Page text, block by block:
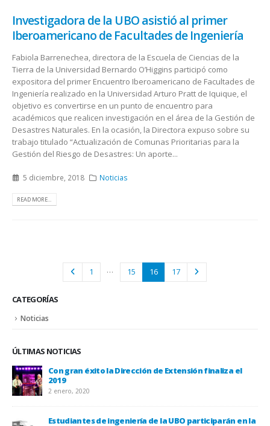
Investigadora de la UBO asistió al primer
Iberoamericano de Facultades de Ingeniería
Fabiola Barrenechea, directora de la Escuela de Ciencias de la
Tierra de la Universidad Bernardo O’Higgins participó como
expositora del primer Encuentro Iberoamericano de Facultades de
Ingeniería realizado en la Universidad Arturo Pratt de Iquique, el
objetivo es convertirse en un punto de encuentro para
académicos que realicen investigación en el área de la Gestión de
Desastres Naturales. En la ocasión, la Directora expuso sobre su
trabajo titulado “Actualización de Comunas Prioritarias para la
Gestión del Riesgo de Desastres: Un aporte...
5 diciembre, 2018 Noticias
READ MORE...
1 … 15 16 17
CATEGORÍAS
Noticias
ÚLTIMAS NOTICIAS
Historiadora de la UBO forma parte del equipo que
descubrió cañones del siglo XVI en el Estrecho de
Magallanes